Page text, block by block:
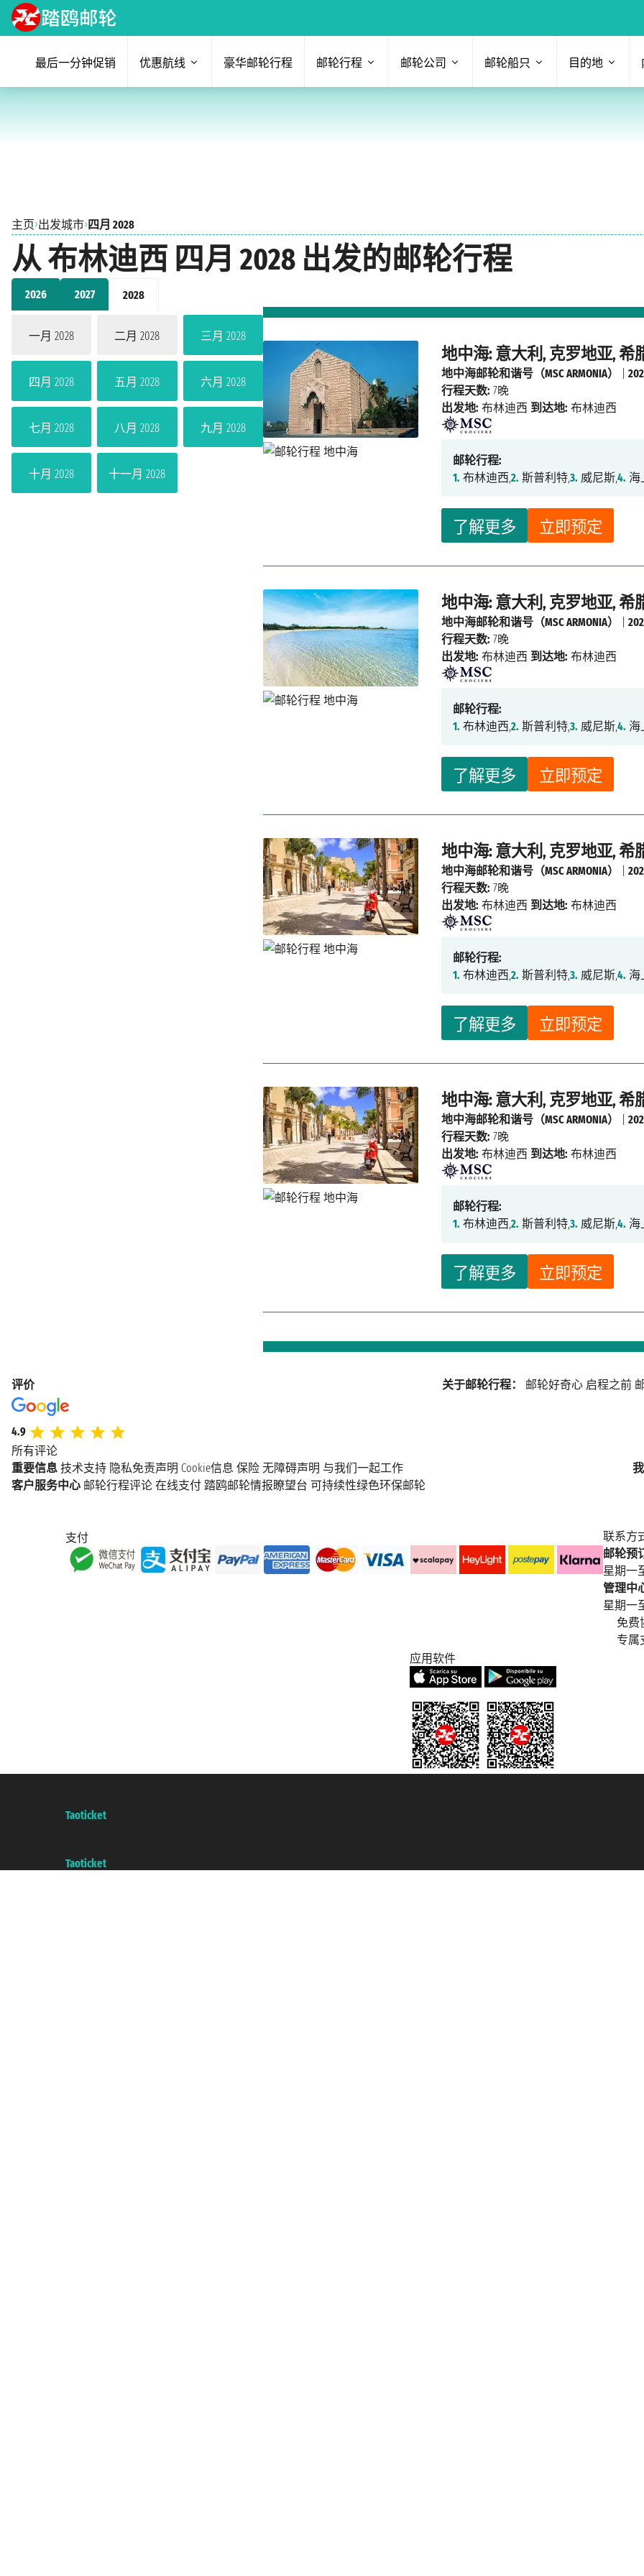
最后一分钟促销 优惠航线 豪华邮轮行程 邮轮行程 邮轮公司 邮轮船只 目的地
主页›出发城市›四月 2028
从 布林迪西 四月 2028 出发的邮轮行程
2026 2027 2028
一月 2028 二月 2028 三月 2028
四月 2028 五月 2028 六月 2028
七月 2028 八月 2028 九月 2028
十月 2028 十一月 2028
地中海: 意大利, 克罗地亚, 希
了解更多 立即预定
地中海邮轮和谐号（MSC ARMONIA） |
行程天数: 7晚
出发地: 布林迪西 到达地: 布林迪西
邮轮行程:
1. 布林迪西,2. 斯普利特,3. 威尼斯,4. 海
地中海: 意大利, 克罗地亚, 希
了解更多 立即预定
地中海邮轮和谐号（MSC ARMONIA） |
行程天数: 7晚
出发地: 布林迪西 到达地: 布林迪西
邮轮行程:
1. 布林迪西,2. 斯普利特,3. 威尼斯,4. 海
地中海: 意大利, 克罗地亚, 希
了解更多 立即预定
地中海邮轮和谐号（MSC ARMONIA） |
行程天数: 7晚
出发地: 布林迪西 到达地: 布林迪西
邮轮行程:
1. 布林迪西,2. 斯普利特,3. 威尼斯,4. 海
地中海: 意大利, 克罗地亚, 希
了解更多 立即预定
地中海邮轮和谐号（MSC ARMONIA） |
行程天数: 7晚
出发地: 布林迪西 到达地: 布林迪西
邮轮行程:
1. 布林迪西,2. 斯普利特,3. 威尼斯,4. 海
评价
4.9
所有评论
关于邮轮行程： 邮轮好奇心 启程之前
重要信息 技术支持 隐私免责声明 Cookie信息 保险 无障碍声明 与我们一起工作
客户服务中心 邮轮行程评论 在线支付 踏鸥邮轮情报瞭望台 可持续性绿色环保邮轮
支付
联系方
邮轮预
星期一
管理中
星期一
免费
专属
应用软件
Taoticket
Taoticket